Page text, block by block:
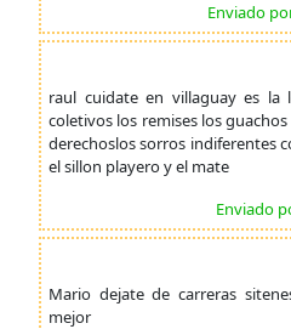
Enviado
raul cuidate en villaguay es la
coletivos los remises los
derechoslos sorros indiferentes
el sillon playero y el mate
Enviado
Mario dejate de carreras
mejor